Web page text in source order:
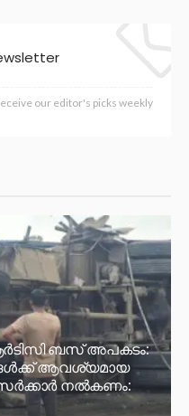
our editor's picks weekly
ബസ് അപകടം:
ആവശ്യമായ
നൽകണം: